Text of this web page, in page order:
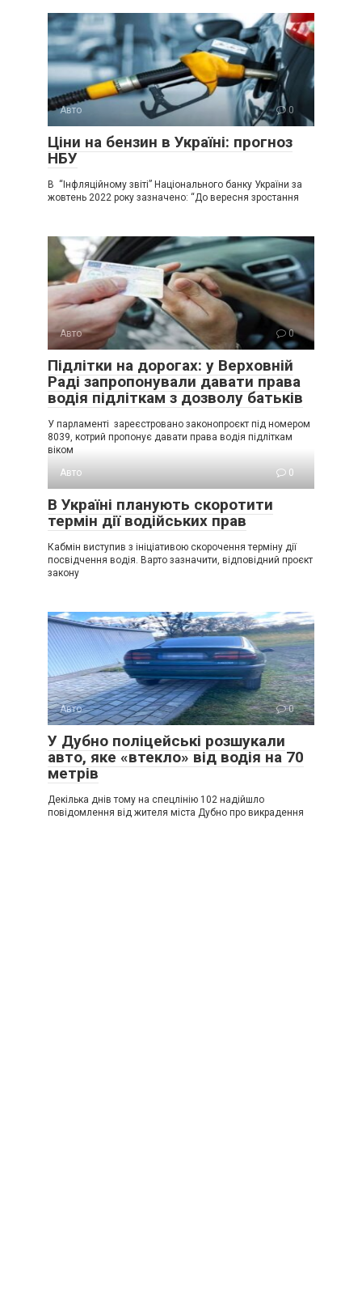
Авто 0
Ціни на бензин в Україні: прогноз
НБУ
В “Інфляційному звіті” Національного банку України за
жовтень 2022 року зазначено: “До вересня зростання
Авто 0
Підлітки на дорогах: у Верховній
Раді запропонували давати права
водія підліткам з дозволу батьків
У парламенті зареєстровано законопроєкт під номером
8039, котрий пропонує давати права водія підліткам
віком
Авто
0
В Україні планують скоротити
термін дії водійських прав
Кабмін виступив з ініціативою скорочення терміну дії
посвідчення водія. Варто зазначити, відповідний проєкт
закону
Авто 0
У Дубно поліцейські розшукали
авто, яке «втекло» від водія на 70
метрів
Декілька днів тому на спецлінію 102 надійшло
повідомлення від жителя міста Дубно про викрадення